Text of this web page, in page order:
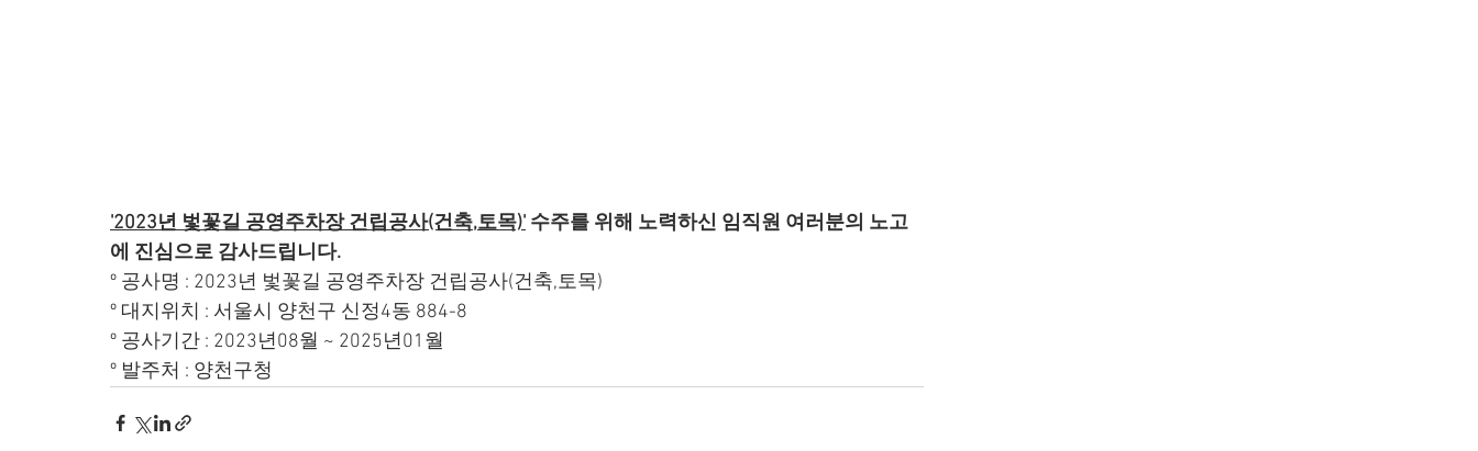
'2023년 벛꽃길 공영주차장 건립공사(건축,토목)' 수주를 위해 노력하신 임직원 여러분의 노고
에 진심으로 감사드립니다.
º 공사명 : 2023년 벛꽃길 공영주차장 건립공사(건축,토목)
º 대지위치 : 서울시 양천구 신정4동 884-8
º 공사기간 : 2023년08월 ~ 2025년01월
º 발주처 : 양천구청